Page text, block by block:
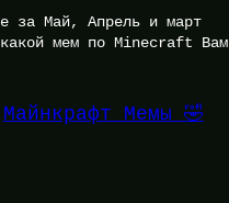
за Май, Апрель и март
какой мем по Minecraft Вам
Майнкрафт Мемы 🤣